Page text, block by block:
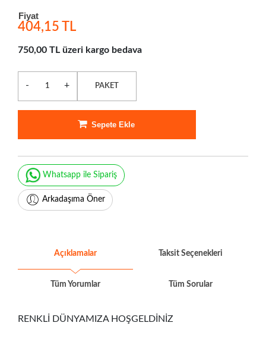
Fiyat
404,15 TL
750,00 TL üzeri kargo bedava
- + PAKET
Sepete Ekle
Whatsapp ile Sipariş
Arkadaşıma Öner
Açıklamalar Taksit Seçenekleri
Tüm Yorumlar Tüm Sorular
RENKLİ DÜNYAMIZA HOŞGELDİNİZ